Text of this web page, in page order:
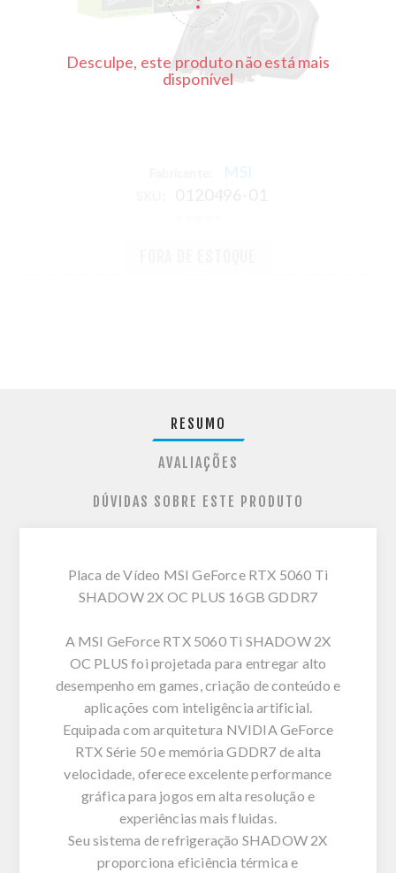
Desculpe, este produto não está mais
disponível
MSI
RESUMO
AVALIAÇÕES
DÚVIDAS SOBRE ESTE PRODUTO
Placa de Vídeo MSI GeForce RTX 5060 Ti
SHADOW 2X OC PLUS 16GB GDDR7
A MSI GeForce RTX 5060 Ti SHADOW 2X
OC PLUS foi projetada para entregar alto
desempenho em games, criação de conteúdo e
aplicações com inteligência artificial.
Equipada com arquitetura NVIDIA GeForce
RTX Série 50 e memória GDDR7 de alta
velocidade, oferece excelente performance
gráfica para jogos em alta resolução e
experiências mais fluidas.
Seu sistema de refrigeração SHADOW 2X
proporciona eficiência térmica e